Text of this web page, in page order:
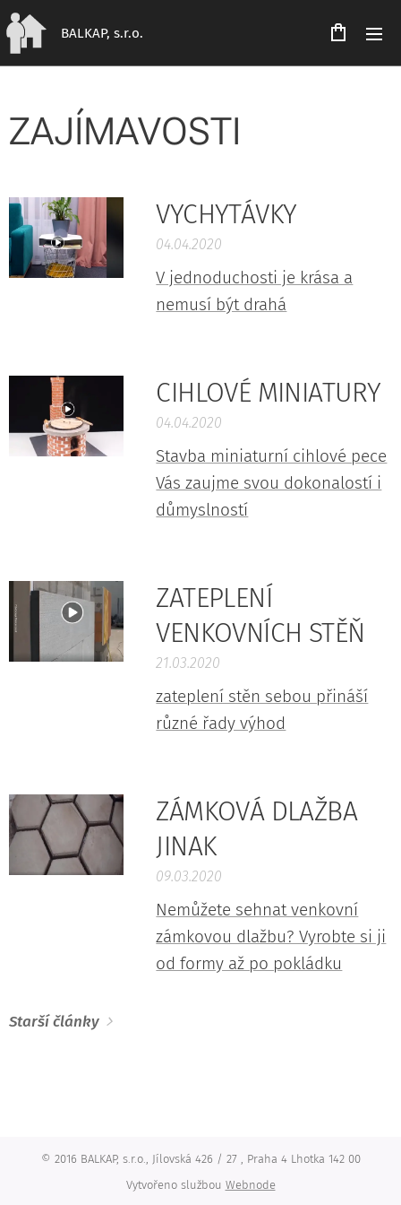
BALKAP, s.r.o.
ZAJÍMAVOSTI
VYCHYTÁVKY
04.04.2020
V jednoduchosti je krása a
nemusí být drahá
CIHLOVÉ MINIATURY
04.04.2020
Stavba miniaturní cihlové pece
Vás zaujme svou dokonalostí i
důmyslností
ZATEPLENÍ
VENKOVNÍCH STĚŇ
21.03.2020
zateplení stěn sebou přináší
různé řady výhod
ZÁMKOVÁ DLAŽBA
JINAK
09.03.2020
Nemůžete sehnat venkovní
zámkovou dlažbu? Vyrobte si ji
od formy až po pokládku
Starší články
© 2016 BALKAP, s.r.o., Jílovská 426 / 27 , Praha 4 Lhotka 142 00
Vytvořeno službou Webnode